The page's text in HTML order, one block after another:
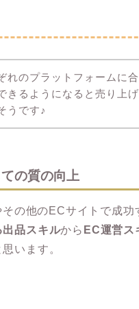
れのプラットフォームに
きるようになると売り上
うです♪
の質の向上
の他のECサイトで成功
出品スキルから EC運営ス
います。